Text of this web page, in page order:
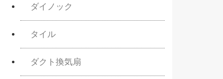
ダイノック
タイル
ダクト換気扇